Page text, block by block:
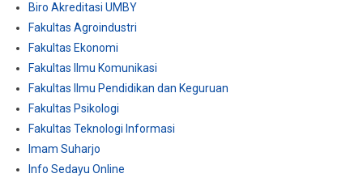
Biro Akreditasi UMBY
Fakultas Agroindustri
Fakultas Ekonomi
Fakultas Ilmu Komunikasi
Fakultas Ilmu Pendidikan dan Keguruan
Fakultas Psikologi
Fakultas Teknologi Informasi
Imam Suharjo
Info Sedayu Online